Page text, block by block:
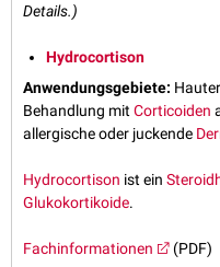
Details.)
Hydrocortison
Anwendungsgebiete:
Behandlung mitCorticoiden
allergische oder juckende
Hydrocortison ist ein
Glukokortikoide.
Fachinformationen (PDF)